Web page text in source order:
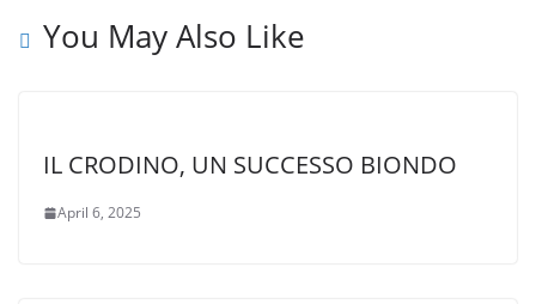
You May Also Like
IL CRODINO, UN SUCCESSO BIONDO
April 6, 2025